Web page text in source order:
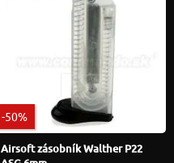
-50%
Airsoft zásobník Walther P22